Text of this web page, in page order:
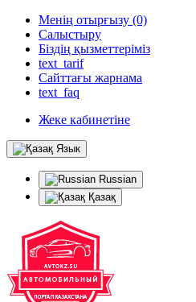
Менің отырғызу (0)
Салыстыру
Біздің қызметтеріміз
text_tarif
Сайттағы жарнама
text_faq
Жеке кабинетіне
Язык
Russian
Қазақ